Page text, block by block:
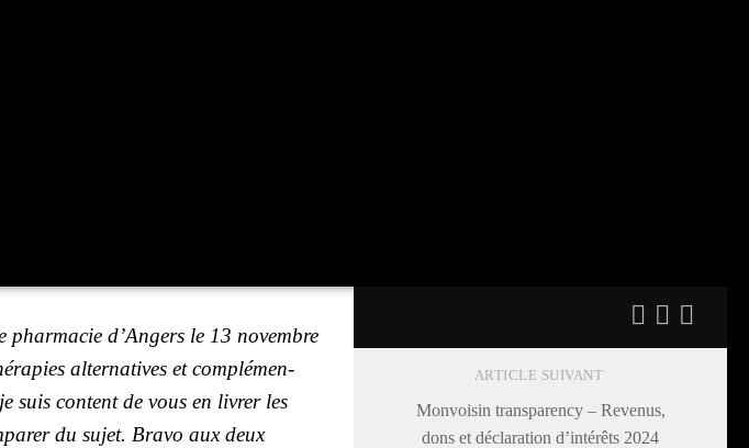
phar­ma­cie d’An­gers le 13 novembre
alter­na­tives et com­plé­men­
suis content de vous en livrer les
du sujet. Bra­vo aux deux
ARTICLE SUIVANT
Monvoisin transparency – Revenus,
dons et déclaration d’intérêts 2024